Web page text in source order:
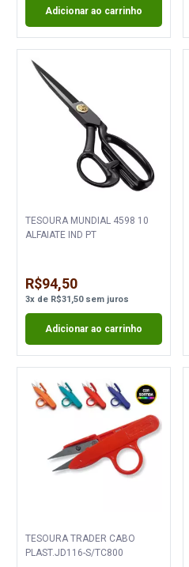
Adicionar ao carrinho
TESOURA MUNDIAL 4598 10
ALFAIATE IND PT
R$94,50
3x de R$31,50sem juros
Adicionar ao carrinho
TESOURA TRADER CABO
PLAST.JD116-S/TC800